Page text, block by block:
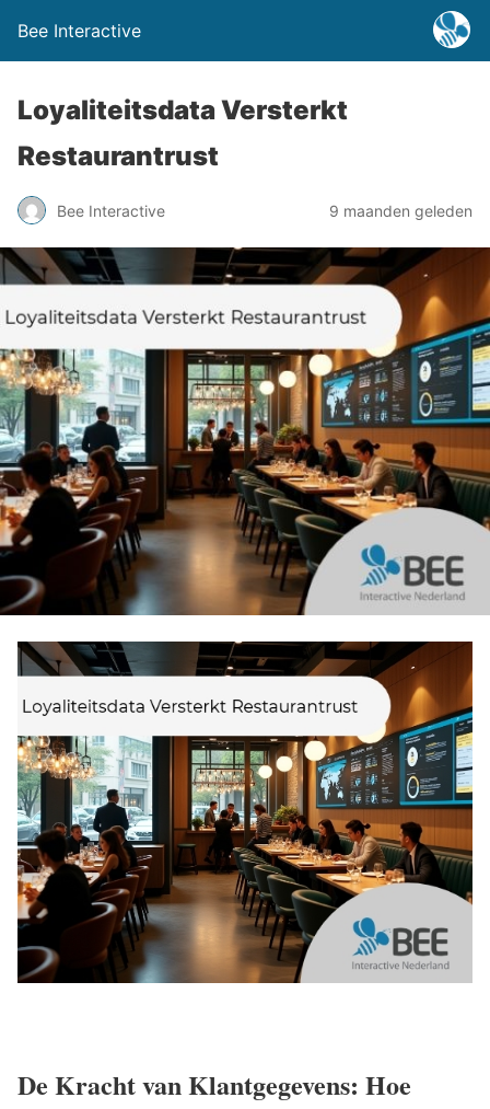
Bee Interactive
Loyaliteitsdata Versterkt
Restaurantrust
Bee Interactive 9 maanden geleden
De Kracht van Klantgegevens: Hoe